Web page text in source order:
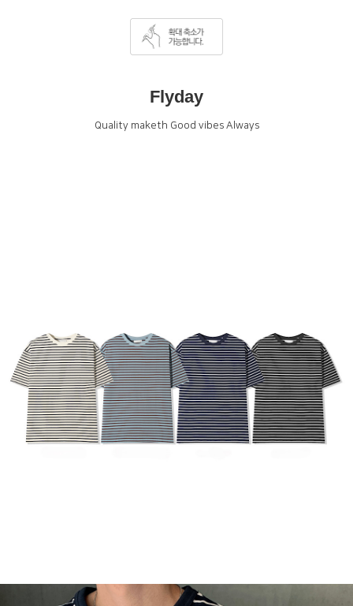
Flyday
Quality maketh Good vibes Always